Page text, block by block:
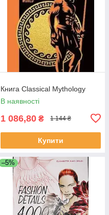
Книга Classical Mythology
В наявності
1 086,80 ₴ 1 144 ₴
Купити
–5%